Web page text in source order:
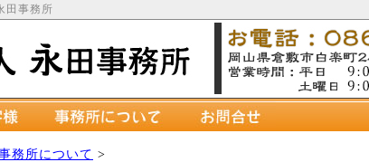
田事務所
務所について >